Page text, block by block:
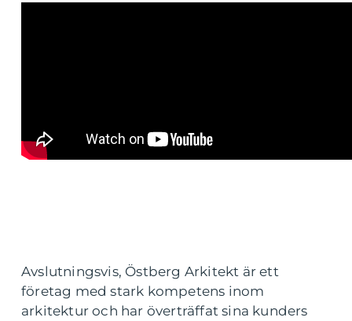
Avslutningsvis, Östberg Arkitekt är ett
företag med stark kompetens inom
arkitektur och har överträffat sina kunders